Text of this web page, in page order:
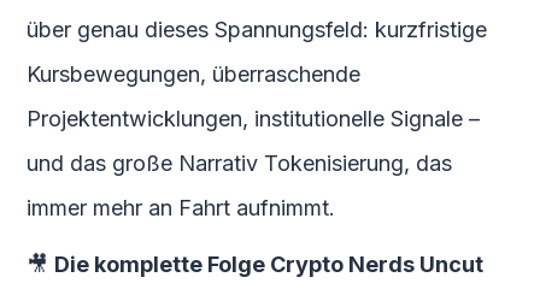
über genau dieses Spannungsfeld: kurzfristige
Kursbewegungen, überraschende
Projektentwicklungen, institutionelle Signale –
und das große Narrativ Tokenisierung, das
immer mehr an Fahrt aufnimmt.
🎥 Die komplette Folge Crypto Nerds Uncut